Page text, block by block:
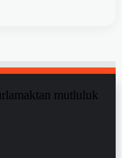
mutluluk